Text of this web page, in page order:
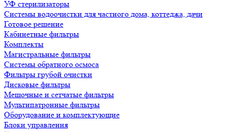
УФ стерилизаторы
Системы водоочистки для частного дома, коттеджа, дачи
Готовое решение
Кабинетные фильтры
Комплекты
Магистральные фильтры
Системы обратного осмоса
Фильтры грубой очистки
Дисковые фильтры
Мешочные и сетчатые фильтры
Мультипатронные фильтры
Оборудование и комплектующие
Блоки управления